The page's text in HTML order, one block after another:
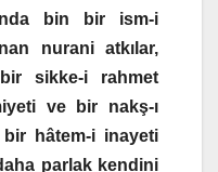
bin bir ism-i
nurani atkılar,
sikke-i rahmet
ve bir nakş-ı
hâtem-i inayeti
parlak kendini